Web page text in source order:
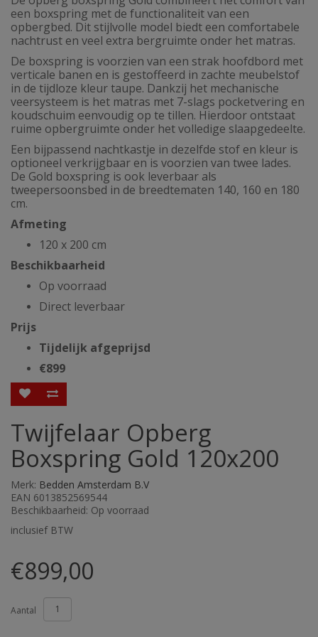
een boxspring met de functionaliteit van een
opbergbed. Dit stijlvolle model biedt een comfortabele
nachtrust en veel extra bergruimte onder het matras.
De boxspring is voorzien van een strak hoofdbord met
verticale banen en is gestoffeerd in zachte meubelstof
in de tijdloze kleur taupe. Dankzij het mechanische
veersysteem is het matras met 7-slags pocketvering en
koudschuim eenvoudig op te tillen. Hierdoor ontstaat
ruime opbergruimte onder het volledige slaapgedeelte.
Een bijpassend nachtkastje in dezelfde stof en kleur is
optioneel verkrijgbaar en is voorzien van twee lades.
De Gold boxspring is ook leverbaar als
tweepersoonsbed in de breedtematen 140, 160 en 180
cm.
Afmeting
120 x 200 cm
Beschikbaarheid
Op voorraad
Direct leverbaar
Prijs
Tijdelijk afgeprijsd
€899
Twijfelaar Opberg
Boxspring Gold 120x200
Merk: Bedden Amsterdam B.V
EAN 6013852569544
Beschikbaarheid: Op voorraad
inclusief BTW
€899,00
Aantal